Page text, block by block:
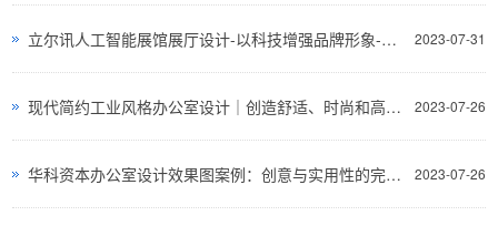
2023-07-31
立尔讯人工智能展馆展厅设计-以科技增强品牌形象-深圳文丰装饰
2023-07-26
现代简约工业风格办公室设计｜创造舒适、时尚和高效的工作环境-深圳文丰装饰
2023-07-26
华科资本办公室设计效果图案例：创意与实用性的完美结合